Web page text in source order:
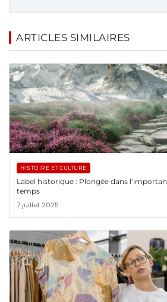
ARTICLES SIMILAIRES
HISTOIRE ET CULTURE
Label historique : Plongée dans
temps
7 juillet 2025